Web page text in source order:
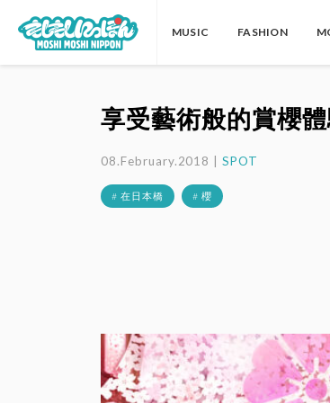
MUSIC FASHION
享受藝術般的賞櫻
08.February.2018 |SPOT
# 在日本橋 # 櫻